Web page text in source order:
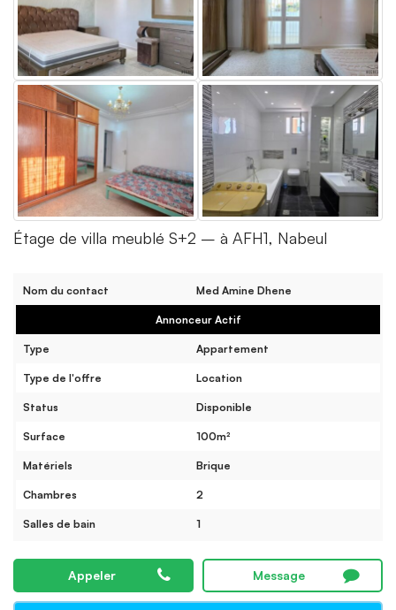
Étage de villa meublé S+2 – à AFH1, Nabeul
Nom du contact Med Amine Dhene
Annonceur Actif
Type Appartement
Type de l'offre Location
Status Disponible
Surface 100m²
Matériels Brique
Chambres 2
Salles de bain 1
Appeler Message